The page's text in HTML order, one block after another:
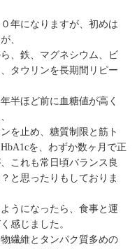
年になりますが、初めは
、
、鉄、マグネシウム、ビ
タウリンを長期間リピー
半ほど前に血糖値が高く
を止め、糖質制限と筋ト
を、わずか数ヶ月で正
これも常日頃バランス良
と思ったりもしておりま
うになったら、食事と運
感じました。
繊維とタンパク質多めの